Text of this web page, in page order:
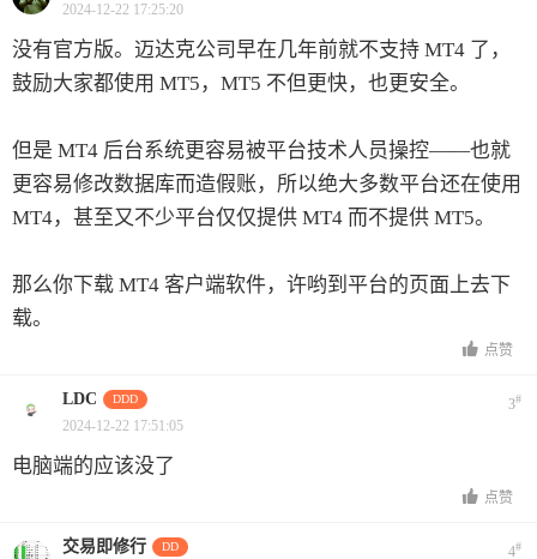
2024-12-22 17:25:20
没有官方版。迈达克公司早在几年前就不支持 MT4 了，
鼓励大家都使用 MT5，MT5 不但更快，也更安全。
但是 MT4 后台系统更容易被平台技术人员操控——也就
更容易修改数据库而造假账，所以绝大多数平台还在使用
MT4，甚至又不少平台仅仅提供 MT4 而不提供 MT5。
那么你下载 MT4 客户端软件，许哟到平台的页面上去下
载。
点赞
LDC DDD 3#
2024-12-22 17:51:05
电脑端的应该没了
点赞
交易即修行 DD 4#